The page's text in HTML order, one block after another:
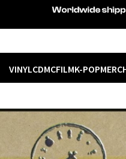
VINYLCDMCFILMK-POP